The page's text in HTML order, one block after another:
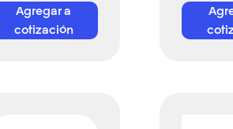
Agregar a
cotización